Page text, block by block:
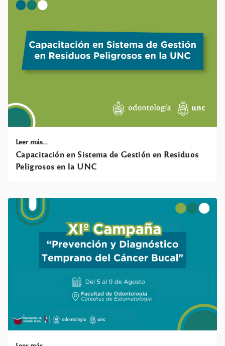
Capacitación en Sistema de Gestión en Residuos
Peligrosos en la UNC
Leer más…